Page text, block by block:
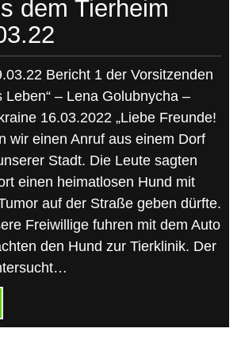
dem Tierheim
Bericht 1 der Vorsitzenden
Leben“ – Lena Golubnycha –
16.03.2022 „Liebe Freunde!
wir einen Anruf aus einem Dorf
Stadt. Die Leute sagten
einen heimatlosen Hund mit
auf der Straße geben dürfte.
Freiwillige fuhren mit dem Auto
den Hund zur Tierklinik. Der